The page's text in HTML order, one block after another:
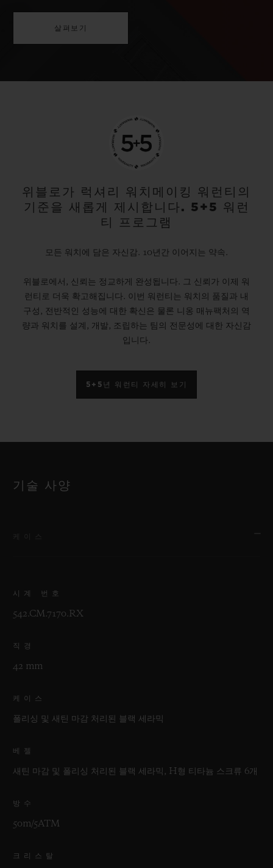
살펴보기
위블로가 럭셔리 워치메이킹 워런티의
기준을 새롭게 제시합니다. 5+5 워런
티 프로그램
모든 워치에 담은 자신감. 10년간 이어지는 약속.
위블로에서, 신뢰는 정교하게 완성됩니다. 그 신뢰가 이제 워
런티로 더욱 확고해집니다. 이번 워런티는 워치의 품질과 내
구성, 전반적인 성능에 대한 확신은 물론 니옹 매뉴팩처의 역
량과 워치를 설계, 개발, 조립하는 팀의 전문성에 대한 자신감
입니다.
5+5년 워런티 자세히 보기
기술 사양
시계 번호
542.CM.7170.RX
직경
42 mm
케이스
폴리싱 및 새틴 마감 처리된 블랙 세라믹
베젤
새틴 마감 및 폴리싱 처리된 블랙 세라믹, H형 티타늄 스크류 6개
방수
50m/5ATM
크리스탈